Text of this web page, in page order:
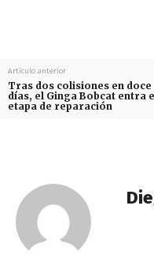
Artículo anterior
Tras dos colisiones en doce
días, el Ginga Bobcat entra
etapa de reparación